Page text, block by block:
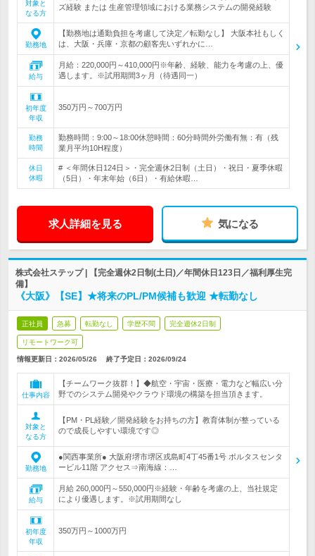
対象と
なる方
ズ経験 または 生産管理領域における業務システムの開発経験
勤務地
【勤務地は通勤負担を考慮して決定／転勤なし】 大阪本社もしく
は、大阪・兵庫・京都の顧客先いずれかに…
給与
月給：220,000円～410,000円※年齢、経験、能力を考慮の上、優
遇します。※試用期間3ヶ月（待遇同一）
初年度
年収
350万円～700万円
勤務
時間
勤務時間：9:00～18:00休憩時間：60分時間外労働有無：有（残
業月平均10H程度）
休日
休暇
# ＜年間休日124日＞・完全週休2日制（土日）・祝日・夏季休暇
（5日）・年末年始（6日）・有給休暇…
求人詳細を見る 気になる
株式会社ステップ | 【完全週休2日制(土日)／年間休日123日／福利厚生完
備】
《大阪》【SE】★将来のPL/PM候補も歓迎 ★転勤なし
正社員 急募 転勤なし 学歴不問 完全週休2日制
リモートワーク可
情報更新日：2026/05/26 終了予定日： 2026/09/24
仕事内容
【チームワーク抜群！】◆航空・宇宙・医療・電力など幅広い分
野でのシステム開発やクラウド環境の構築を担当頂きます。
対象と
なる方
【PM・PL経験／開発経験をお持ちの方】教育体制が整っている
ので成長しやすい環境です◎
勤務地
●関西事業所● 大阪府堺市堺区戎島町4丁45番1号 ポルタスセンタ
ービル11階 アクセス⇒南海線：…
給与
月給 260,000円～550,000円※経験・年齢を考慮の上、当社規定
により優遇します。※試用期間なし
初年度
年収
350万円～1000万円